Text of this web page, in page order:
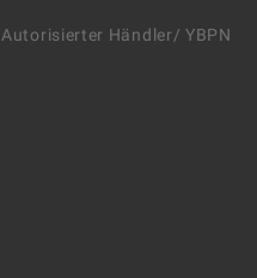
Autorisierter Händler/ YBPN